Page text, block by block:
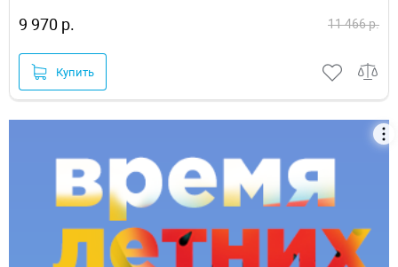
9 970 р. 11 466 р.
Купить